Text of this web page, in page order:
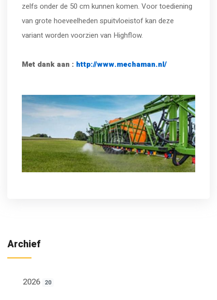
zelfs onder de 50 cm kunnen komen. Voor toediening
van grote hoeveelheden spuitvloeistof kan deze
variant worden voorzien van Highflow.
Met dank aan : http://www.mechaman.nl/
Archief
2026 20